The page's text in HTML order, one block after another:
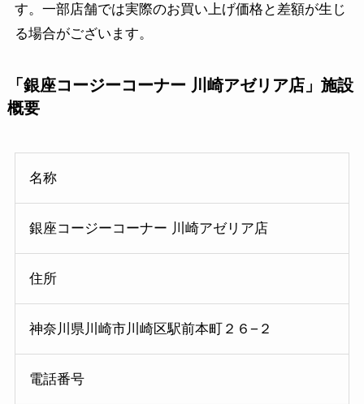
す。一部店舗では実際のお買い上げ価格と差額が生じ
る場合がございます。
「銀座コージーコーナー 川崎アゼリア店」施設
概要
名称
銀座コージーコーナー 川崎アゼリア店
住所
神奈川県川崎市川崎区駅前本町２６−２
電話番号